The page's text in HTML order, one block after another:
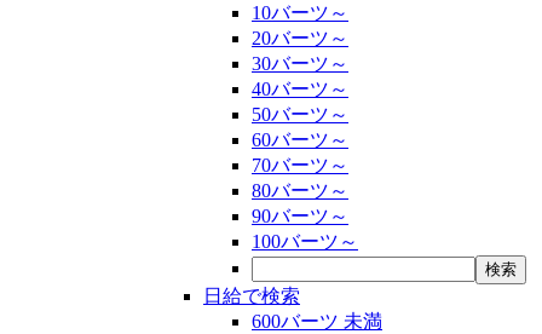
10バーツ～
20バーツ～
30バーツ～
40バーツ～
50バーツ～
60バーツ～
70バーツ～
80バーツ～
90バーツ～
100バーツ～
日給で検索
600バーツ 未満